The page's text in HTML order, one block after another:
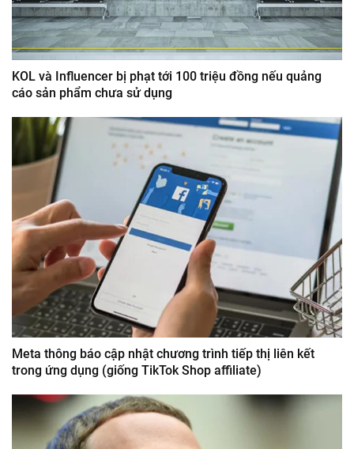
KOL và Influencer bị phạt tới 100 triệu đồng nếu quảng
cáo sản phẩm chưa sử dụng
Meta thông báo cập nhật chương trình tiếp thị liên kết
trong ứng dụng (giống TikTok Shop affiliate)